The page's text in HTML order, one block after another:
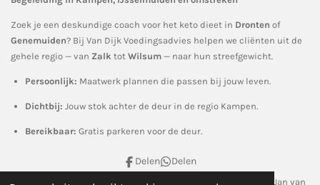
Zoek je een deskundige coach voor het keto dieet in Dronten of
Genemuiden? Bij Van Dijk Voedingsadvies helpen we cliënten uit de
gehele regio — van Zalk tot Wilsum — naar hun streefgewicht.
Persoonlijk: Maatwerk plannen die passen bij jouw leven.
Dichtbij: Jouw stok achter de deur in de regio Kampen.
Bereikbaar: Gratis parkeren voor de deur.
Delen Delen
© 2006- 2026 Van Dijk Voedingsadvies & Coaching, Kampen, Jan van